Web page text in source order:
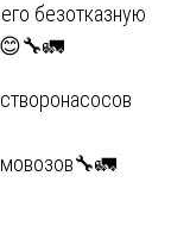
безотказную
😊🔧🚛